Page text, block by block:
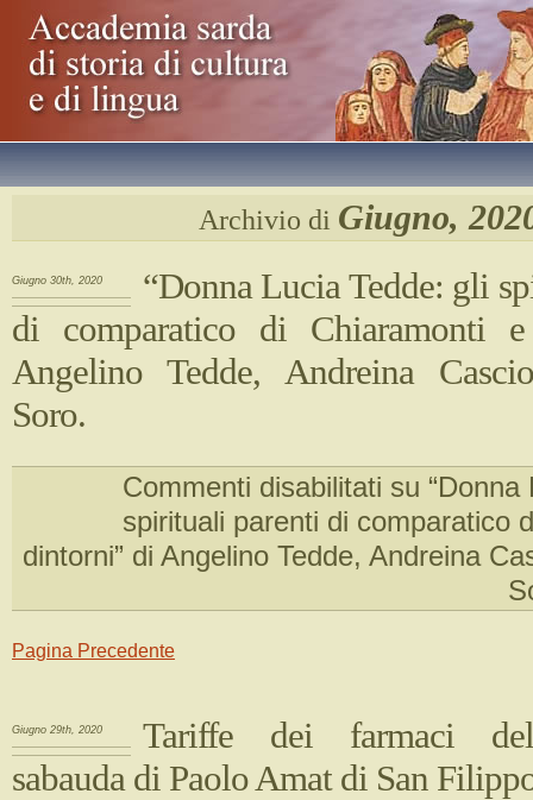
Archivio di Giugno,
Giugno 30th, 2020
“Donna Lucia Tedde: gli
di comparatico di Chiaramonti
Angelino Tedde, Andreina
Soro.
Commenti disabilitati su “Donna
spirituali parenti di comparatico
dintorni” di Angelino Tedde, Andreina
Pagina Precedente
Giugno 29th, 2020
Tariffe dei farmaci
sabauda di Paolo Amat di San